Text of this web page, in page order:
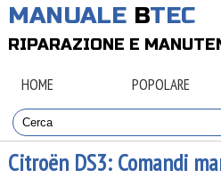
MANUALE BTEC
RIPARAZIONE E
HOME POPOLARE
Citroën DS3: Comandi